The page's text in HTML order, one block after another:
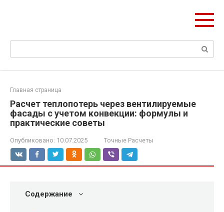
Поиск:
Главная страница
Расчет теплопотерь через вентилируемые
фасады с учетом конвекции: формулы и
практические советы
Опубликовано: 10.07.2025 Точные Расчеты
Содержание